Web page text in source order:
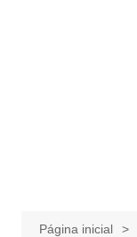
Página inicial